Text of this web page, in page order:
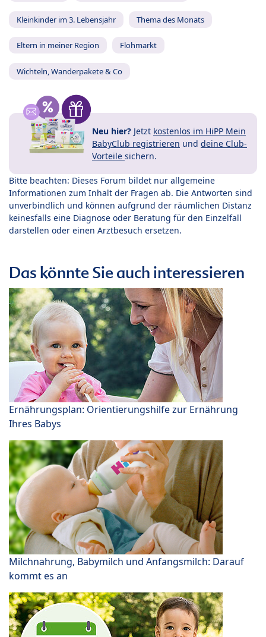
Kleinkinder im 3. Lebensjahr Thema des Monats
Eltern in meiner Region Flohmarkt
Wichteln, Wanderpakete & Co
Neu hier? Jetzt kostenlos im HiPP Mein
BabyClub registrieren und deine Club-
Vorteile sichern.
Bitte beachten: Dieses Forum bildet nur allgemeine
Informationen zum Inhalt der Fragen ab. Die Antworten sind
unverbindlich und können aufgrund der räumlichen Distanz
keinesfalls eine Diagnose oder Beratung für den Einzelfall
darstellen oder einen Arztbesuch ersetzen.
Das könnte Sie auch interessieren
Ernährungsplan: Orientierungshilfe zur Ernährung
Ihres Babys
Milchnahrung, Babymilch und Anfangsmilch: Darauf
kommt es an